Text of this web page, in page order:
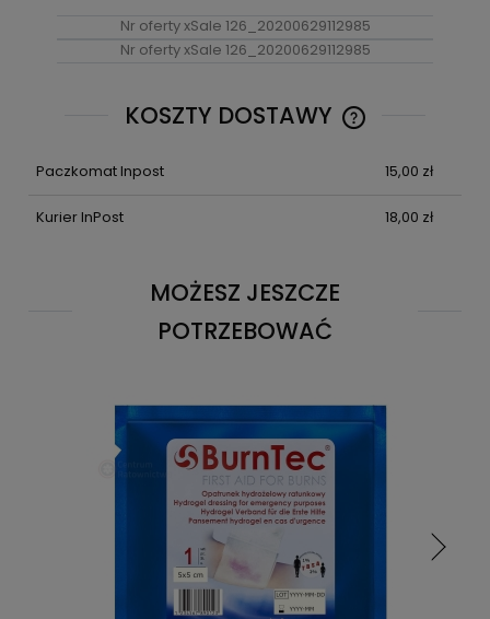
Nr oferty xSale 126_20200629112985
Nr oferty xSale 126_20200629112985
KOSZTY DOSTAWY
CENA NIE
Paczkomat Inpost
15,00 zł
Kurier InPost 18,00 zł
MOŻESZ JESZCZE
POTRZEBOWAĆ